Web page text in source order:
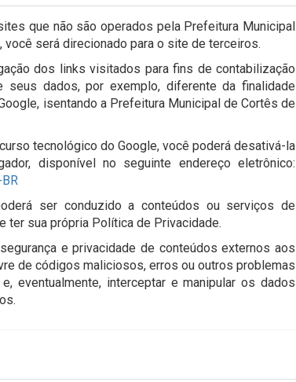
que não são operados pela Prefeitura Municipal
será direcionado para o site de terceiros.
dos links visitados para fins de contabilização
dados, por exemplo, diferente da finalidade
isentando a Prefeitura Municipal de Cortês de
tecnológico do Google, você poderá desativá-la
disponível no seguinte endereço eletrônico:
ser conduzido a conteúdos ou serviços de
ter sua própria Política de Privacidade.
e privacidade de conteúdos externos aos
de códigos maliciosos, erros ou outros problemas
eventualmente, interceptar e manipular os dados